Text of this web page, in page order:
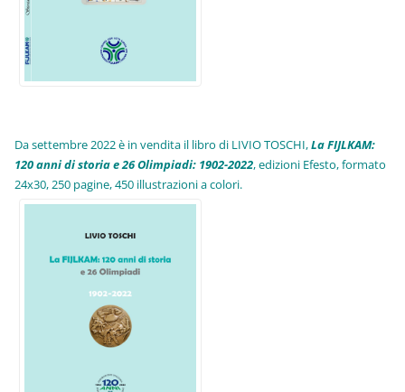
Da settembre 2022 è in vendita il libro di LIVIO TOSCHI,La FIJLKAM:
120 anni di storia e 26 Olimpiadi: 1902-2022, edizioni Efesto, formato
24x30, 250 pagine, 450 illustrazioni a colori.